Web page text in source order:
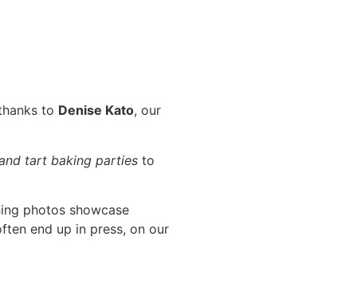
to Denise Kato, our
tart baking parties to
photos showcase
end up in press, on our